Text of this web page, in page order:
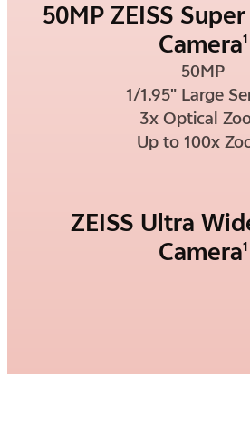
50MP ZEISS
Camera1
50MP
1/1.95" Large
3x Optical
Up to 100x
ZEISS Ultra
Camera1